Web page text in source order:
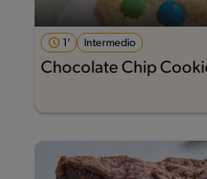
1' Intermedio
Chocolate Chip